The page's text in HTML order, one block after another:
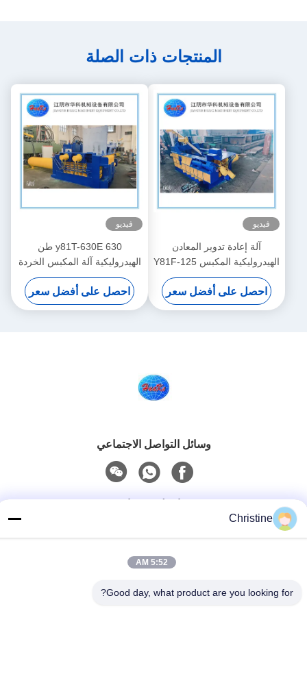
المنتجات ذات الصلة
فيديو
آلة إعادة تدوير المعادن
الهيدروليكية المكبس Y81F-125
احصل على أفضل سعر
فيديو
y81T-630E 630 طن
الهيدروليكية آلة المكبس الخردة
المعدنية الضغط العالي عالية
الكثافة
احصل على أفضل سعر
وسائل التواصل الاجتماعي
الهاتف
christine_baler@126.com
Christine
5:52 AM
Good day, what product are you looking for?